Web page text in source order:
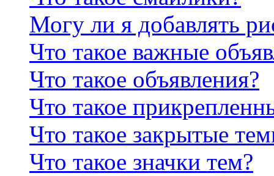
Могу ли я добавлять
Что такое важные
Что такое объявления?
Что такое
Что такое закрытые
Что такое значки тем?